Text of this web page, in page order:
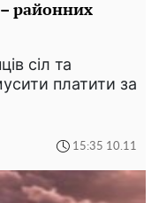
районних
сіл та
платити за
15:35 10.11